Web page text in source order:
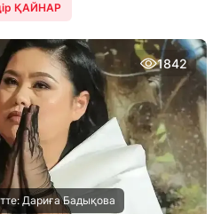
ҚАЙНАР
1842
Дариға Бадықова